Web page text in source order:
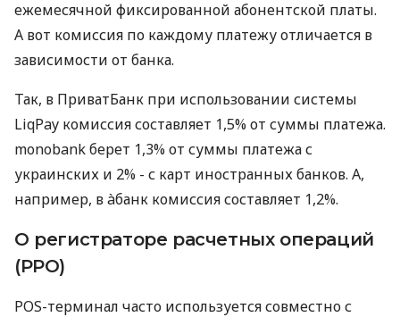
ежемесячной фиксированной абонентской платы.
А вот комиссия по каждому платежу отличается в
зависимости от банка.
Так, в ПриватБанк при использовании системы
LiqPay комиссия составляет 1,5% от суммы платежа.
monobank берет 1,3% от суммы платежа с
украинских и 2% - с карт иностранных банков. А,
например, в àбанк комиссия составляет 1,2%.
О регистраторе расчетных операций
(РРО)
POS-терминал часто используется совместно с